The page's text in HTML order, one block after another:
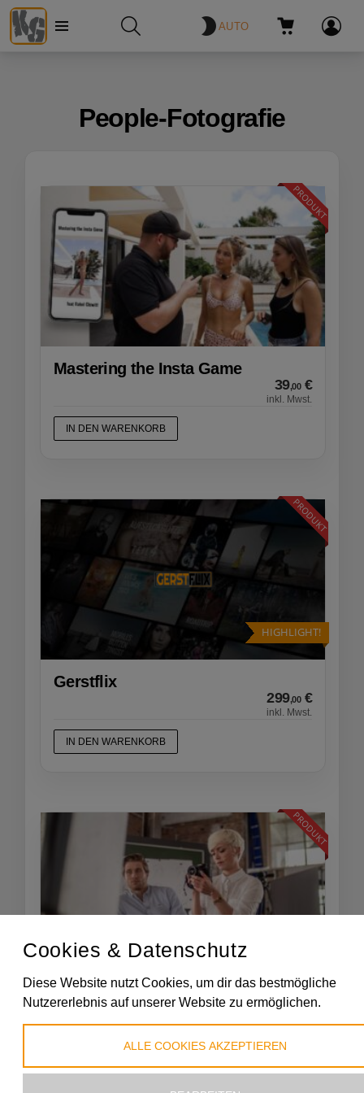
Menü AUTO
People-Fotografie
PRODUKT
Mastering the Insta Game
39,00 €
inkl. Mwst.
IN DEN WARENKORB
HIGHLIGHT!
PRODUKT
Gerstflix
299,00 €
inkl. Mwst.
IN DEN WARENKORB
PRODUKT
Crashkurs Portraitfotografie
49 €
inkl. Mwst.
Cookies & Datenschutz
Diese Website nutzt Cookies, um dir das bestmögliche
Nutzererlebnis auf unserer Website zu ermöglichen.
ALLE COOKIES AKZEPTIEREN